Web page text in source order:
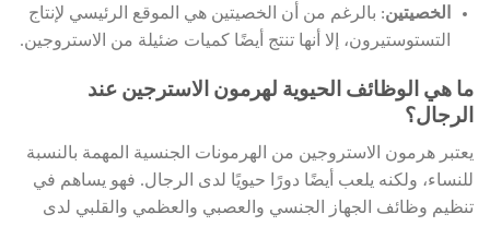
الخصيتين: بالرغم من أن الخصيتين هي الموقع الرئيسي لإنتاج
التستوستيرون، إلا أنها تنتج أيضًا كميات ضئيلة من الاستروجين.
ما هي الوظائف الحيوية لهرمون الاسترجين عند
الرجال؟
يعتبر هرمون الاستروجين من الهرمونات الجنسية المهمة بالنسبة
للنساء، ولكنه يلعب أيضًا دورًا حيويًا لدى الرجال. فهو يساهم في
تنظيم وظائف الجهاز الجنسي والعصبي والعظمي والقلبي لدى